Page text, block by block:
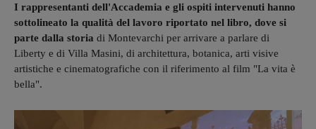
I rappresentanti dell'Accademia e gli ospiti intervenuti hanno
sottolineato la qualità del lavoro riportato nel libro, dove si
parte dalla storia di Montevarchi per arrivare a parlare di
Liberty e di Villa Masini, di architettura, botanica, arti visive
artistiche e cinematografiche con il riferimento al film "La vita è
bella".